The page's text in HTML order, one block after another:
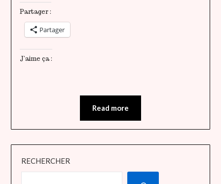
Partager :
Partager
J’aime ça :
Read more
RECHERCHER